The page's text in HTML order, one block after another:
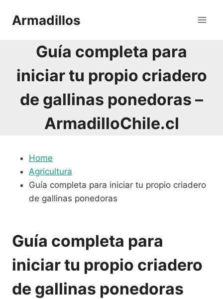
Armadillos
Guía completa para
iniciar tu propio criadero
de gallinas ponedoras –
ArmadilloChile.cl
Home
Agricultura
Guía completa para iniciar tu propio criadero
de gallinas ponedoras
Guía completa para
iniciar tu propio criadero
de gallinas ponedoras